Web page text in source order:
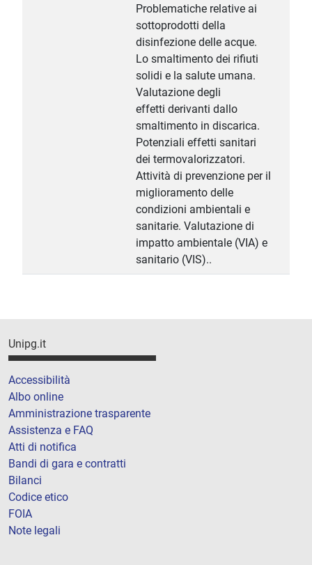
Problematiche relative ai
sottoprodotti della
disinfezione delle acque.
Lo smaltimento dei rifiuti
solidi e la salute umana.
Valutazione degli
effetti derivanti dallo
smaltimento in discarica.
Potenziali effetti sanitari
dei termovalorizzatori.
Attività di prevenzione per il
miglioramento delle
condizioni ambientali e
sanitarie. Valutazione di
impatto ambientale (VIA) e
sanitario (VIS)..
Unipg.it
Accessibilità
Albo online
Amministrazione trasparente
Assistenza e FAQ
Atti di notifica
Bandi di gara e contratti
Bilanci
Codice etico
FOIA
Note legali